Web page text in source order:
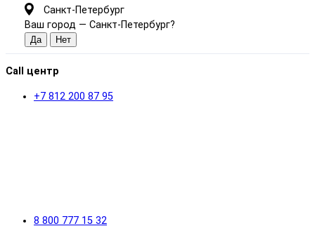
Санкт-Петербург
Ваш город — Санкт-Петербург?
Call центр
+7 812 200 87 95
8 800 777 15 32